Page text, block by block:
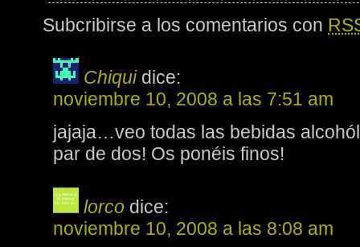
Subcribirse a los comentarios con
Chiqui dice:
noviembre 10, 2008 a las 7:51 am
jajaja…veo todas las bebidas
par de dos! Os ponéis finos!
lorco dice:
noviembre 10, 2008 a las 8:08 am